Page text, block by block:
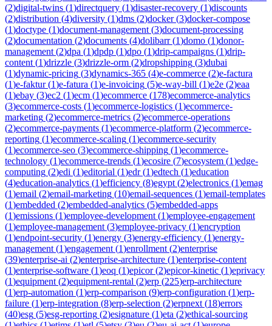
(2)digital-twins (1)directquery (1)disaster-recovery (1)discounts
(2)distribution (4)diversity (1)dms (2)docker(3)docker-compose
(1)doctype (1)document-management (3)document-processing
(2)documentation (2)documents (4)dolibarr(1)domo (1)donor-
management (2)dpa (1)dpdp (1)dpo (1)drip-campaigns (1)drip-
content (1)drizzle (3)drizzle-orm (2)dropshipping (3)dubai
(1)dynamic-pricing (3)dynamics-365 (4)e-commerce (2)e-factura
(1)e-faktur(1)e-fatura (1)e-invoicing (5)e-way-bill (1)e2e (2)eaa
(1)ebay (3)ec2 (1)ecm (1)ecommerce (178)ecommerce-analytics
(3)ecommerce-costs (1)ecommerce-logistics (1)ecommerce-
marketing (2)ecommerce-metrics (2)ecommerce-operations
(2)ecommerce-payments (1)ecommerce-platform (2)ecommerce-
reporting (1)ecommerce-scaling (1)ecommerce-security
(1)ecommerce-seo (3)ecommerce-shipping (1)ecommerce-
technology (1)ecommerce-trends (1)ecosire (7)ecosystem (1)edge-
computing (2)edi (1)editorial (1)edr(1)edtech (1)education
(4)education-analytics (1)efficiency (8)egypt (2)electronics (1)emag
(1)email (2)email-marketing (10)email-sequences (1)email-templates
(1)embedded (2)embedded-analytics (5)embedded-apps
(1)emissions (1)employee-development (1)employee-engagement
(1)employee-management (3)employee-privacy (1)encryption
(1)endpoint-security (1)energy (3)energy-efficiency (1)energy-
management (1)engagement (1)enrollment (2)enterprise
(39)enterprise-ai (2)enterprise-architecture (1)enterprise-content
(1)enterprise-software (1)eoq (1)epicor(2)epicor-kinetic (1)eprivacy
(1)equipment (2)equipment-rental (2)erp (225)erp-architecture
(1)erp-automation (1)erp-comparison (9)erp-configuration (1)erp-
failure (1)erp-integration (8)erp-selection (2)erpnext (18)errors
(40)esg (5)esg-reporting (2)esignature (1)eta (2)ethical-sourcing